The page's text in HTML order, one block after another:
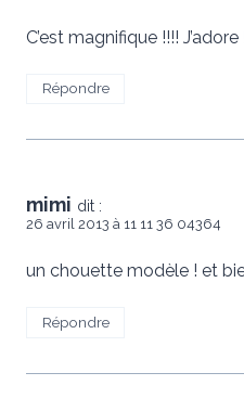
C’est magnifique !!!! J’adore
Répondre
mimi dit :
26 avril 2013 à 11 11 36 04364
un chouette modèle ! et
Répondre